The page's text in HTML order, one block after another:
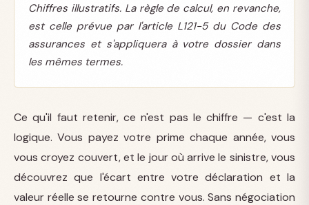
Chiffres illustratifs. La règle de calcul, en revanche,
est celle prévue par l'article L121-5 du Code des
assurances et s'appliquera à votre dossier dans
les mêmes termes.
Ce qu'il faut retenir, ce n'est pas le chiffre — c'est la
logique. Vous payez votre prime chaque année, vous
vous croyez couvert, et le jour où arrive le sinistre, vous
découvrez que l'écart entre votre déclaration et la
valeur réelle se retourne contre vous. Sans négociation